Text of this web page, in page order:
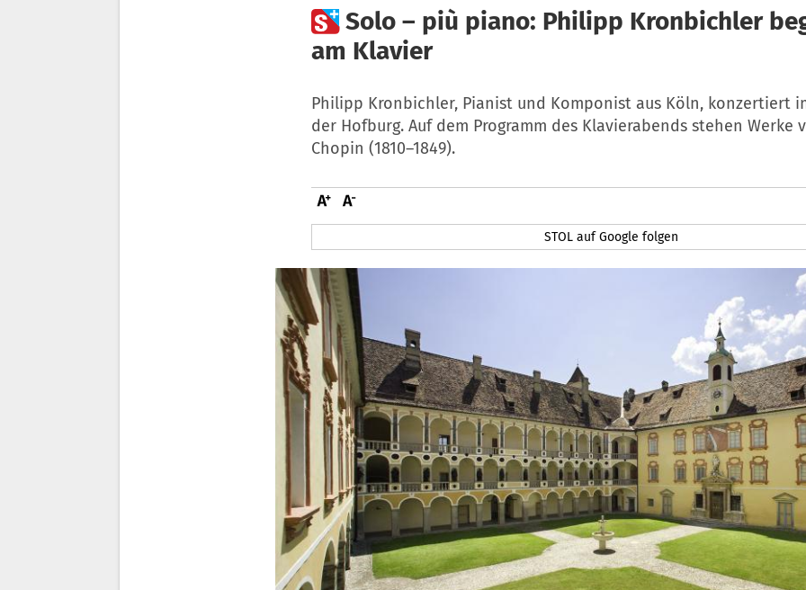
Solo – più piano: Philipp Kronbichler
am Klavier
Philipp Kronbichler, Pianist und Komponist aus Köln, konzertiert
der Hofburg. Auf dem Programm des Klavierabends stehen Werke
Chopin (1810–1849).
STOL auf Google folgen